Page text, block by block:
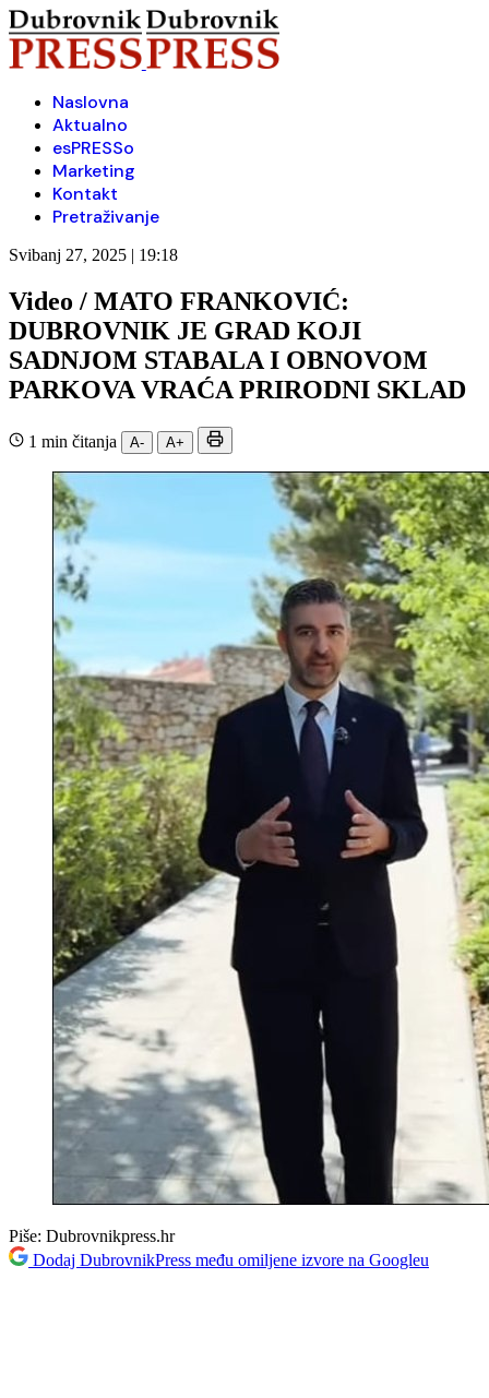
Naslovna
Aktualno
esPRESSo
Marketing
Kontakt
Pretraživanje
Svibanj 27, 2025 | 19:18
Video / MATO FRANKOVIĆ:
DUBROVNIK JE GRAD KOJI
SADNJOM STABALA I OBNOVOM
PARKOVA VRAĆA PRIRODNI SKLAD
1 min čitanja A- A+
Piše: Dubrovnikpress.hr
Dodaj DubrovnikPress među omiljene izvore na Googleu